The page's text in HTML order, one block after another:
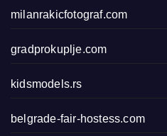
milanrakicfotograf.com
gradprokuplje.com
kidsmodels.rs
belgrade-fair-hostess.com